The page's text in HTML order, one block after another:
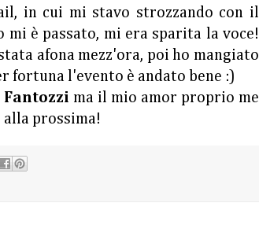
in cui mi stavo strozzando con il
è passato, mi era sparita la voce!
afona mezz'ora, poi ho mangiato
fortuna l'evento è andato bene :)
Fantozzi ma il mio amor proprio me
alla prossima!